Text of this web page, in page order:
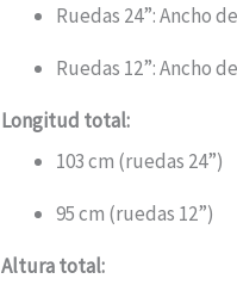
Ruedas 24”: Ancho
Ruedas 12”: Ancho
Longitud total:
103 cm (ruedas 24”)
95 cm (ruedas 12”)
Altura total: